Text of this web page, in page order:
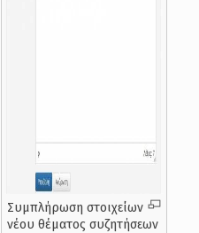
Συμπλήρωση στοιχείων
νέου θέματος συζητήσεων